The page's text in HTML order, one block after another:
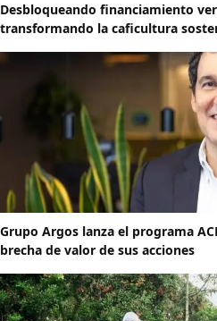
Desbloqueando financiamiento
transformando la caficultura
Grupo Argos lanza el programa
brecha de valor de sus acciones